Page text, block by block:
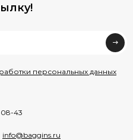
персональных данных
08-43
info@baggins.ru